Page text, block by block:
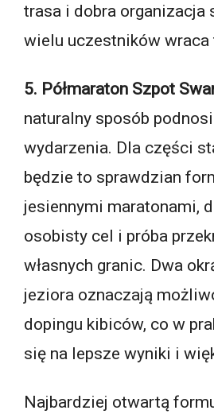
trasa i dobra organizacja
wielu uczestników wraca
5. Półmaraton Szpot
naturalny sposób podnosi
wydarzenia. Dla części
będzie to sprawdzian
jesiennymi maratonami,
osobisty cel i próba
własnych granic. Dwa
jeziora oznaczają
dopingu kibiców, co w
się na lepsze wyniki i
Najbardziej otwartą